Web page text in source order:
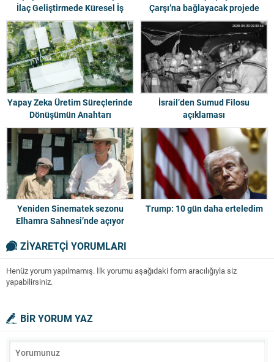
İlaç Geliştirmede Küresel İş
Birliği
Çarşı’na bağlayacak projede
yoğun tempo
Yapay Zeka Üretim Süreçlerinde
Dönüşümün Anahtarı
İsrail’den Sumud Filosu
açıklaması
Yeniden Sinematek sezonu
Elhamra Sahnesi’nde açıyor
Trump: 10 gün daha erteledim
ZİYARETÇİ YORUMLARI
Henüz yorum yapılmamış. İlk yorumu aşağıdaki form aracılığıyla siz
yapabilirsiniz.
BİR YORUM YAZ